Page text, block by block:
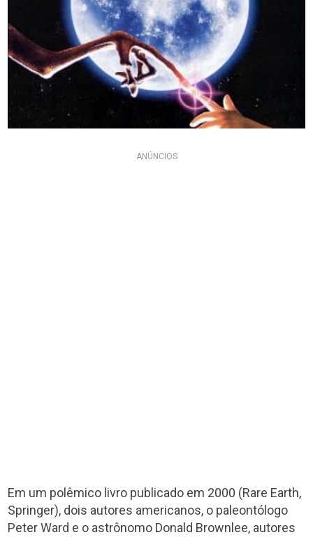
ANÚNCIOS
Em um polêmico livro publicado em 2000 (Rare Earth,
Springer), dois autores americanos, o paleontólogo
Peter Ward e o astrônomo Donald Brownlee, autores